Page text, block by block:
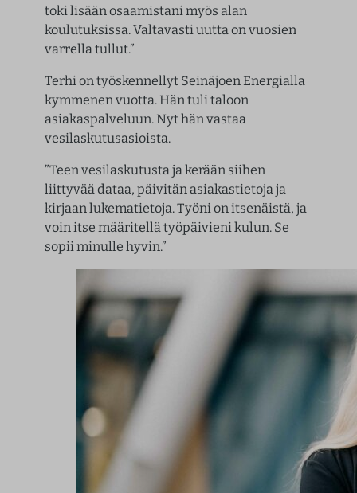
toki lisään osaamistani myös alan
koulutuksissa. Valtavasti uutta on vuosien
varrella tullut.”
Terhi on työskennellyt Seinäjoen Energialla
kymmenen vuotta. Hän tuli taloon
asiakaspalveluun. Nyt hän vastaa
vesilaskutusasioista.
”Teen vesilaskutusta ja kerään siihen
liittyvää dataa, päivitän asiakastietoja ja
kirjaan lukematietoja. Työni on itsenäistä, ja
voin itse määritellä työpäivieni kulun. Se
sopii minulle hyvin.”